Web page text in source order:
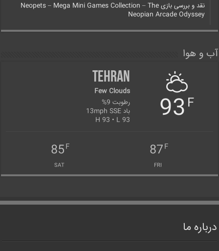
نقد و بررسی بازی Neopets – Mega Mini Games Collection – The
Neopian Arcade Odyssey
آب و هوا
93 F
Tehran
Few Clouds
رطوبت 9%
باد 13mph SSE
H 93 • L 93
87F
FRI
85F
SAT
درباره ما